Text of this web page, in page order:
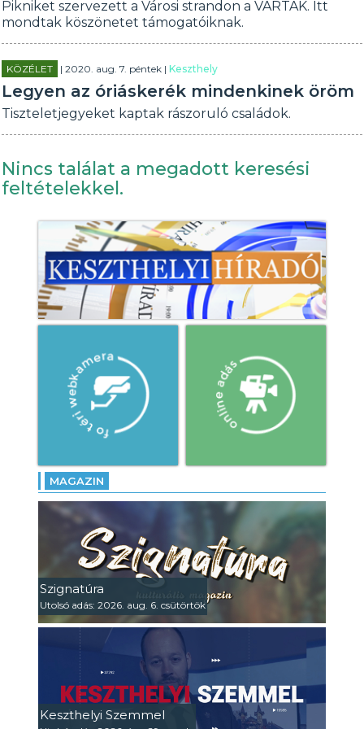
Pikniket szervezett a Városi strandon a VÁRTAK. Itt
mondtak köszönetet támogatóiknak.
KÖZÉLET | 2020. aug. 7. péntek |Keszthely
Legyen az óriáskerék mindenkinek öröm
Tiszteletjegyeket kaptak rászoruló családok.
Nincs találat a megadott keresési
feltételekkel.
MAGAZIN
Szignatúra
Utolsó adás: 2026. aug. 6. csütörtök
Keszthelyi Szemmel